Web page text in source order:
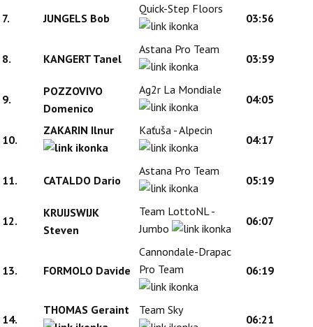
7. JUNGELS Bob
Quick-Step Floors
03:56
8. KANGERT Tanel
Astana Pro Team
03:59
9.
POZZOVIVO
Domenico
Ag2r La Mondiale
04:05
10.
ZAKARIN Ilnur Kaťuša - Alpecin
04:17
11. CATALDO Dario
Astana Pro Team
05:19
12.
KRUIJSWIJK
Steven
Team LottoNL -
Jumbo
06:07
13. FORMOLO Davide
Cannondale-Drapac
Pro Team
06:19
14.
THOMAS Geraint Team Sky
06:21